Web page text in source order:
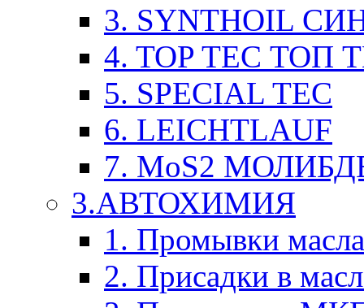
3. SYNTHOIL
4. TOP TEC ТОП
5. SPECIAL TEC
6. LEICHTLAUF
7. MoS2
3.АВТОХИМИЯ
1. Промывки масла
2. Присадки в